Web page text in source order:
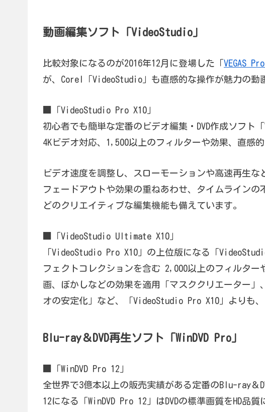
動画編集ソフト「VideoStudio」
比較対象になるのが2016年12月に登場した「 VEGAS
が、Corel「VideoStudio」も直感的な操作が魅力の動
■「VideoStudio Pro X10」
初心者でも簡単な定番のビデオ編集・DVD作成ソフト
4Kビデオ対応、1,500以上のフィルターや効果、直感
ビデオ速度を調整し、スローモーションや高速再生
フェードアウトや効果の重ねあわせ、タイムライン
どのクリエイティブな編集機能も備えています。
■「VideoStudio Ultimate X10」
「VideoStudio Pro X10」の上位版になる「
フェクトコレクションを含む 2,000以上のフィルタ
画、ぼかしなどの効果を適用「マスククリエーター
オの安定化」など、「VideoStudio Pro X10」よりも
Blu-ray＆DVD再生ソフト「WinDVD Pro」
■「WinDVD Pro 12」
全世界で3億本以上の販売実績がある定番のBlu-ray＆
12になる「WinDVD Pro 12」はDVDの標準画質をHD品